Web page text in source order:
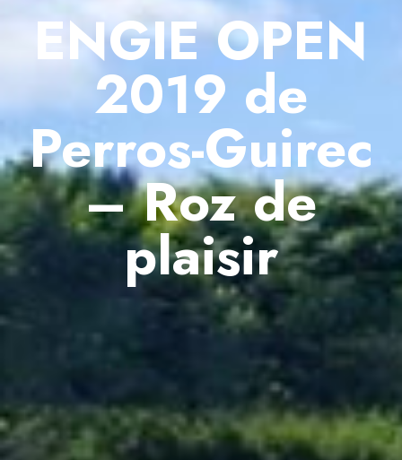
ENGIE OPEN
2019 de
Perros-Guirec
– Roz de
plaisir